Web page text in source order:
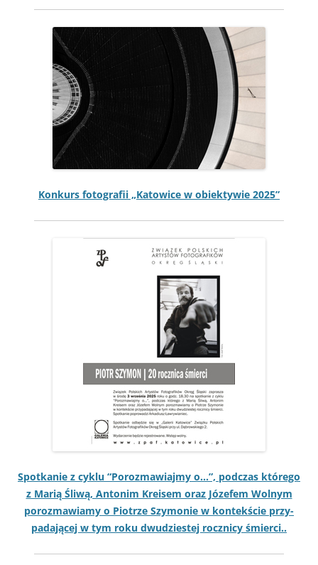
Konkurs fotografii „Katow­ice w obiek­ty­wie 2025”
Spotkanie z cyk­lu “Poroz­maw­ia­jmy o…”, pod­czas którego
z Mar­ią Śli­wą, Anton­im Kreisem oraz Józe­fem Wol­nym
poroz­maw­iamy o Piotrze Szy­monie w kon­tekś­cie przy­
pada­jącej w tym roku dwudzi­estej roczni­cy śmierci..